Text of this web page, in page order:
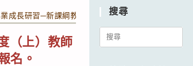
成長研習─新課綱教學示例推廣研習」 (線上研習)，
（上）教師
名。
搜尋
Search